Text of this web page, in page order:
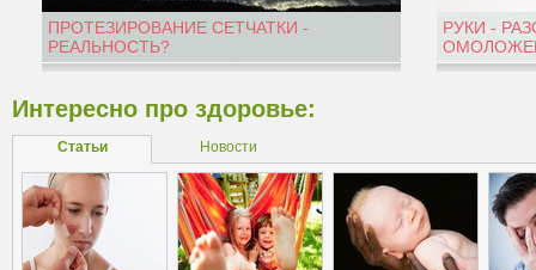
ПРОТЕЗИРОВАНИЕ СЕТЧАТКИ -
РЕАЛЬНОСТЬ?
РУКИ -
Интересно про здоровье:
Статьи Новости